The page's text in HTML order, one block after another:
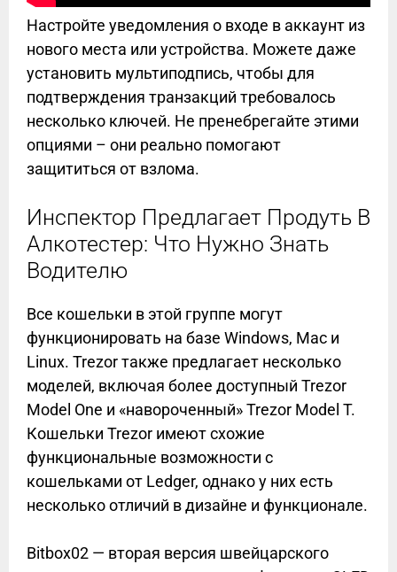
Настройте уведомления о входе в аккаунт из
нового места или устройства. Можете даже
установить мультиподпись, чтобы для
подтверждения транзакций требовалось
несколько ключей. Не пренебрегайте этими
опциями – они реально помогают
защититься от взлома.
Инспектор Предлагает Продуть В
Алкотестер: Что Нужно Знать
Водителю
Все кошельки в этой группе могут
функционировать на базе Windows, Mac и
Linux. Trezor также предлагает несколько
моделей, включая более доступный Trezor
Model One и «навороченный» Trezor Model T.
Кошельки Trezor имеют схожие
функциональные возможности с
кошельками от Ledger, однако у них есть
несколько отличий в дизайне и функционале.
Bitbox02 — вторая версия швейцарского